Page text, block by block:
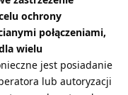
ochrony
połączeniami,
wielu
jest posiadanie
lub autoryzacji